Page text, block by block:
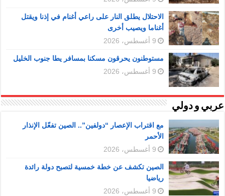
الاحتلال يطلق النار على راعي أغنام في إذنا ويقتل
أغناما ويصيب أخرى
9 أغسطس، 2026
مستوطنون يحرقون مسكنا بمسافر يطا جنوب الخليل
9 أغسطس، 2026
عربي و دولي
مع اقتراب الإعصار “دولفين”.. الصين تفعّل الإنذار
الأحمر
9 أغسطس، 2026
الصين تكشف عن خطة خمسية لتصبح دولة رائدة
رياضيا
9 أغسطس، 2026